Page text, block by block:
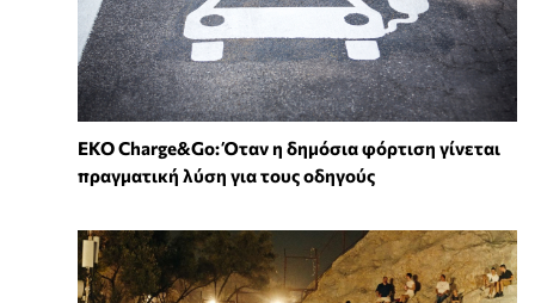
EKO Charge&Go: Όταν η δημόσια φόρτιση γίνεται
πραγματική λύση για τους οδηγούς